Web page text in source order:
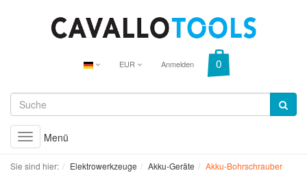
EUR Anmelden
Toggle
navigation
Menü
Sie sind hier: Elektrowerkzeuge Akku-Geräte Akku-Bohrschrauber